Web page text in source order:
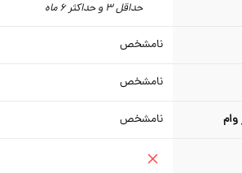
حداقل 3 و حداکثر 6 ماه
نامشخص
نامشخص
نامشخص